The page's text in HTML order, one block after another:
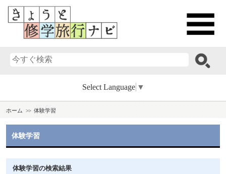
Select Language ▼
ホーム 体験学習
体験学習
体験学習の検索結果